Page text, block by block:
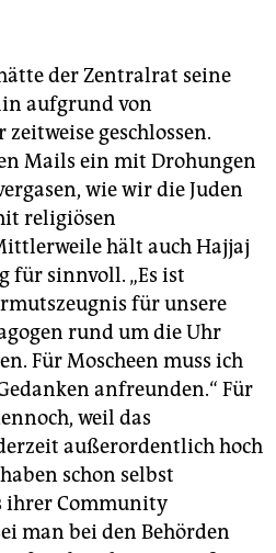
der Zentralrat seine
aufgrund von
geschlossen.
Mails ein mit Drohungen
wie wir die Juden
religiösen
hält auch Hajjaj
für sinnvoll. „Es ist
für unsere
rund um die Uhr
Für Moscheen muss ich
anfreunden.“ Für
weil das
außerordentlich hoch
schon selbst
ihrer Community
man bei den Behörden